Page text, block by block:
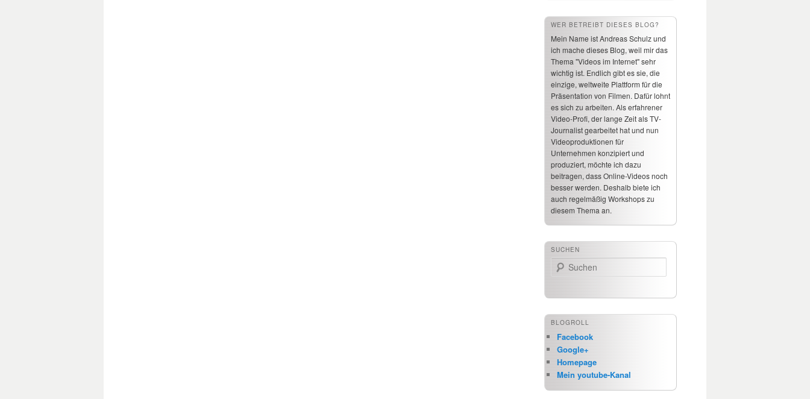
WER BETREIBT DIESES BLOG?
Mein Name ist Andreas Schulz und
ich mache dieses Blog, weil mir das
Thema "Videos im Internet" sehr
wichtig ist. Endlich gibt es sie, die
einzige, weltweite Plattform für die
Präsentation von Filmen. Dafür lohnt
es sich zu arbeiten. Als erfahrener
Video-Profi, der lange Zeit als TV-
Journalist gearbeitet hat und nun
Videoproduktionen für
Unternehmen konzipiert und
produziert, möchte ich dazu
beitragen, dass Online-Videos noch
besser werden. Deshalb biete ich
auch regelmäßig Workshops zu
diesem Thema an.
SUCHEN
Suchen
BLOGROLL
Facebook
Google+
Homepage
Mein youtube-Kanal